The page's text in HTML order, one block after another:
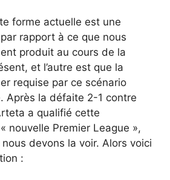
forme actuelle est une
rapport à ce que nous
produit au cours de la
et l’autre est que la
requise par ce scénario
Après la défaite 2-1 contre
a qualifié cette
nouvelle Premier League »,
devons la voir. Alors voici
: